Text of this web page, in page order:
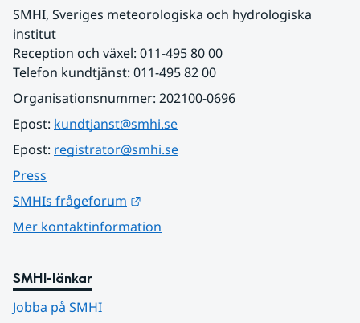
SMHI, Sveriges meteorologiska och hydrologiska
institut
Reception och växel: 011-495 80 00
Telefon kundtjänst: 011-495 82 00
Organisationsnummer: 202100-0696
Epost: kundtjanst@smhi.se
Epost: registrator@smhi.se
Press
SMHIs frågeforum
Mer kontaktinformation
SMHI-länkar
Jobba på SMHI